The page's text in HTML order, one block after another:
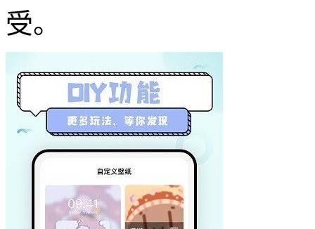
受。